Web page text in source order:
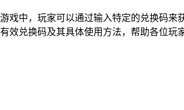
戏中，玩家可以通过输入特定的兑换码来
效兑换码及其具体使用方法，帮助各位玩